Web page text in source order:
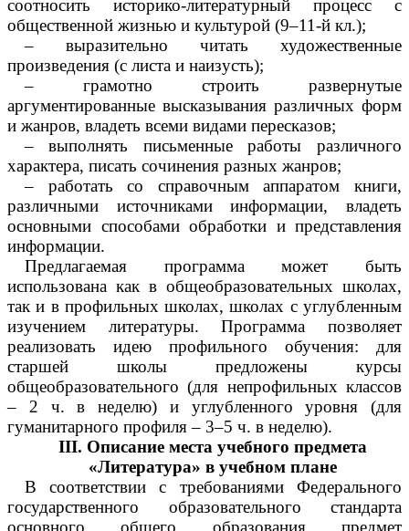
соотносить историко-литературный процесс с
общественной жизнью и культурой (9–11-й кл.);
– выразительно читать художественные
произведения (с листа и наизусть);
– грамотно строить развернутые
аргументированные высказывания различных форм
и жанров, владеть всеми видами пересказов;
– выполнять письменные работы различного
характера, писать сочинения разных жанров;
– работать со справочным аппаратом книги,
различными источниками информации, владеть
основными способами обработки и представления
информации.
Предлагаемая программа может быть
использована как в общеобразовательных школах,
так и в профильных школах, школах с углубленным
изучением литературы. Программа позволяет
реализовать идею профильного обучения: для
старшей школы предложены курсы
общеобразовательного (для непрофильных классов
– 2 ч. в неделю) и углубленного уровня (для
гуманитарного профиля – 3–5 ч. в неделю).
III. Описание места учебного предмета
«Литература» в учебном плане
В соответствии с требованиями Федерального
государственного образовательного стандарта
основного общего образования предмет